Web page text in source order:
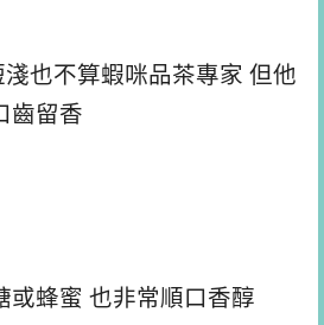
也不算蝦咪品茶專家 但他
齒留香
或蜂蜜 也非常順口香醇